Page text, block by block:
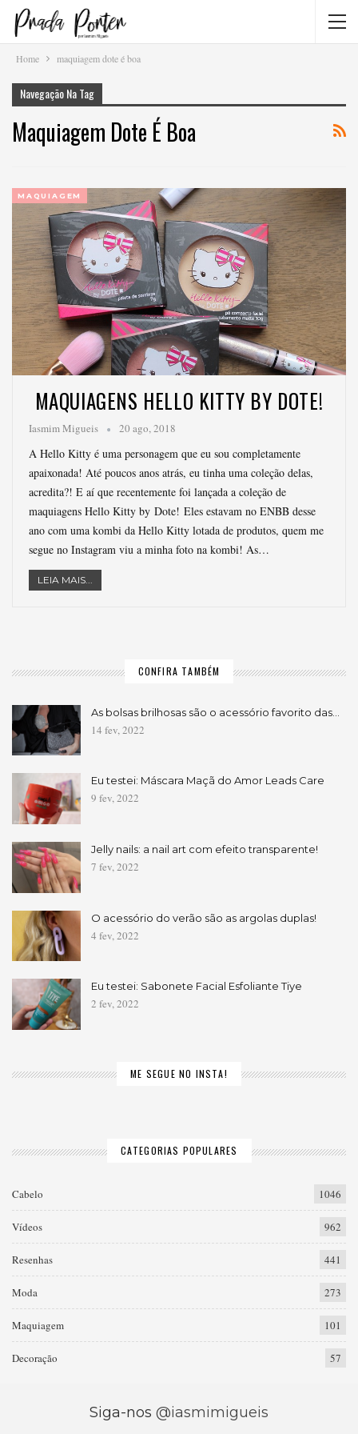
Home maquiagem dote é boa
Navegação Na Tag
Maquiagem Dote É Boa
MAQUIAGEM
MAQUIAGENS HELLO KITTY BY DOTE!
Iasmim Migueis 20 ago, 2018
A Hello Kitty é uma personagem que eu sou completamente
apaixonada! Até poucos anos atrás, eu tinha uma coleção delas,
acredita?! E aí que recentemente foi lançada a coleção de
maquiagens Hello Kitty by Dote! Eles estavam no ENBB desse
ano com uma kombi da Hello Kitty lotada de produtos, quem me
segue no Instagram viu a minha foto na kombi! As…
LEIA MAIS...
CONFIRA TAMBÉM
As bolsas brilhosas são o acessório favorito das…
14 fev, 2022
Eu testei: Máscara Maçã do Amor Leads Care
9 fev, 2022
Jelly nails: a nail art com efeito transparente!
7 fev, 2022
O acessório do verão são as argolas duplas!
4 fev, 2022
Eu testei: Sabonete Facial Esfoliante Tiye
2 fev, 2022
ME SEGUE NO INSTA!
CATEGORIAS POPULARES
Cabelo 1046
Vídeos 962
Resenhas 441
Moda 273
Maquiagem 101
Decoração 57
Siga-nos @iasmimigueis